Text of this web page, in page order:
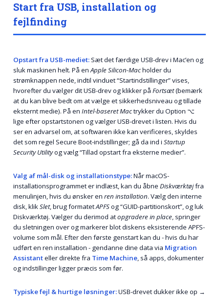
Start fra USB, installation og
fejlfinding
Opstart fra USB-mediet:Sæt det færdige USB-drev i Mac’en og
sluk maskinen helt. På enApple Silicon-Macholder du
strømknappen nede, indtil vinduet “Startindstillinger” vises,
hvorefter du vælger dit USB-drev og klikker på Fortsæt(bemærk
at du kan blive bedt om at vælge et sikkerheds­niveau og tillade
eksternt medie). På en Intel-baseret Mactrykker du Option ⌥
lige efter opstartstonen og vælger USB-drevet i listen. Hvis du
ser en advarsel om, at softwaren ikke kan verificeres, skyldes
det som regel Secure Boot-indstillinger; gå da ind i Startup
Security Utilityog vælg “Tillad opstart fra eksterne medier”.
Valg af mål-disk og installations­type:Når macOS-
installations­programmet er indlæst, kan du åbne Diskværktøjfra
menulinjen, hvis du ønsker en ren installation. Vælg den interne
disk, klikSlet, brug formatetAPFSog “GUID-partitions­kort”, og luk
Diskværktøj. Vælger du derimod atopgradere in place, springer
du sletningen over og markerer blot diskens eksisterende APFS-
volume som mål. Efter den første genstart kan du - hvis du har
udført en ren installation - gendanne dine data via Migration
Assistanteller direkte fra Time Machine, så apps, dokumenter
og indstillinger ligger præcis som før.
Typiske fejl & hurtige løsninger:USB-drevet dukker ikke op →